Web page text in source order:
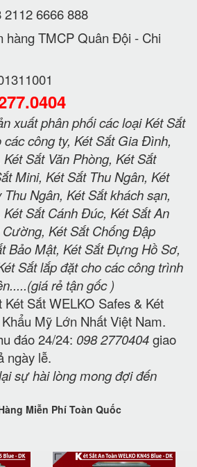
2112 6666 888
hàng TMCP Quân Đội - Chi
xuất phân phối các loại Két Sắt
công ty, Két Sắt Gia Đình,
Sắt Văn Phòng, Két Sắt
Mini, Két Sắt Thu Ngân, Két
Ngân, Két Sắt khách sạn,
Sắt Cánh Đúc, Két Sắt An
Cường, Két Sắt Chống Đập
Bảo Mật, Két Sắt Đựng Hồ Sơ,
Sắt lắp đặt cho các công trình
rẻ tận gốc )
Sắt WELKO Safes & Két
Mỹ Lớn Nhất Việt Nam.
đáo 24/24: 098 2770404giao
ngày lễ.
sự hài lòng mong đợi đến
Miễn Phí Toàn Quốc